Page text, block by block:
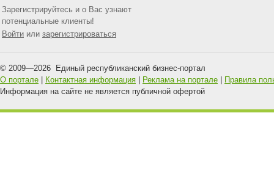
Зарегистрируйтесь и о Вас узнают
потенциальные клиенты!
Войти или зарегистрироваться
© 2009—2026 Единый республиканский бизнес-портал
О портале
Контактная информация Реклама на портале
Правила
Информация на сайте не является публичной офертой